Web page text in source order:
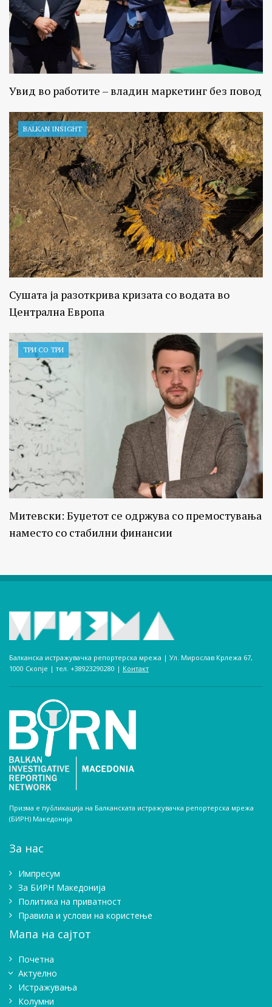
Увид во работите – владин маркетинг без повод
BALKAN INSIGHT
Сушата ја разоткрива кризата со водата во
Централна Европа
ТРИ СО ТРИ
Митевски: Буџетот се одржува со премостувања
наместо со стабилни финансии
Балканска истражувачка репортерска мрежа | Ул. Мирослав Крлежа 67,
1000 Скопје | тел. +38923290280­ | Контакт
Призма е публикација на Балканската истражувачка репортерска мрежа
(БИРН) Македонија
За нас
Импресум
Зa БИРН Македонија
Политика на приватност
Правила и услови на користење
Мапа на сајтот
Почетна
Актуелно
Истражувањa
Колумни